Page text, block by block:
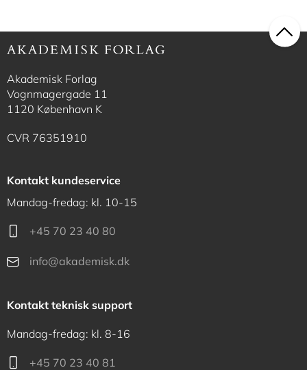
Akademisk Forlag
Vognmagergade 11
1120 København K
CVR 76351910
Kontakt kundeservice
Mandag-fredag: kl. 10-15
+45 70 23 40 80
info@akademisk.dk
Kontakt teknisk support
Mandag-fredag: kl. 8-16
+45 70 23 40 81